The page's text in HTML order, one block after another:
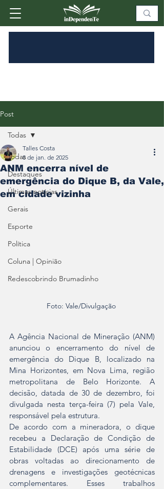
Post
Todas
Destaques
Últimas notícias
Gerais
Esporte
Política
Coluna | Opinião
Redescobrindo Brumadinho
Todas
ANM encerra nível de
emergência do Dique B, da Vale,
em cidade vizinha
Talles Costa
8 de jan. de 2025
Foto: Vale/Divulgação
A Agência Nacional de Mineração (ANM)
anunciou o encerramento do nível de
emergência do Dique B, localizado na
Mina Horizontes, em Nova Lima, região
metropolitana de Belo Horizonte. A
decisão, datada de 30 de dezembro, foi
divulgada nesta terça-feira (7) pela Vale,
responsável pela estrutura.
De acordo com a mineradora, o dique
recebeu a Declaração de Condição de
Estabilidade (DCE) após uma série de
obras voltadas ao direcionamento de
drenagens e investigações geotécnicas
complementares. Esses trabalhos